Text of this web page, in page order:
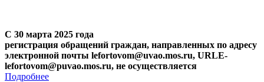
С 30 марта 2025 года
регистрация обращений граждан, направленных по адресу
электронной почты lefortovom@uvao.mos.ru, URLE-
lefortovom@puvao.mos.ru, не осуществляется
Подробнее